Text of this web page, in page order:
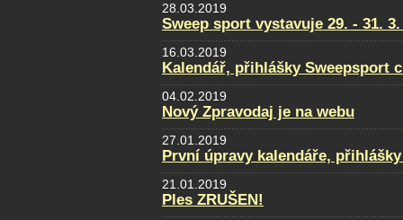
28.03.2019
Sweep sport vystavuje 29. - 31.
16.03.2019
Kalendář, přihlášky Sweepsport
04.02.2019
Nový Zpravodaj je na webu
27.01.2019
První úpravy kalendáře, přihlášky
21.01.2019
Ples ZRUŠEN!